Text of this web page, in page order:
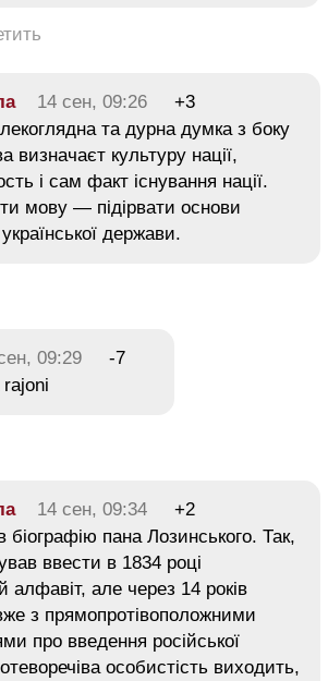
14 сен, 09:26
+3
та дурна думка з боку
визначаєт культуру нації,
і сам факт існування нації.
мову — підірвати основи
держави.
09:29
-7
14 сен, 09:34
+2
біографію пана Лозинського. Так,
ввести в 1834 році
алфавіт, але через 14 років
з прямопротівоположними
про введення російської
особистість виходить,